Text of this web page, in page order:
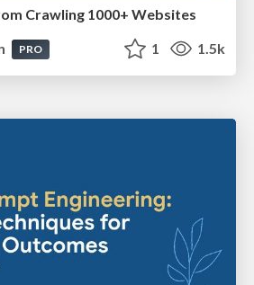
Crawling 1000+ Websites
PRO 1 1.5k